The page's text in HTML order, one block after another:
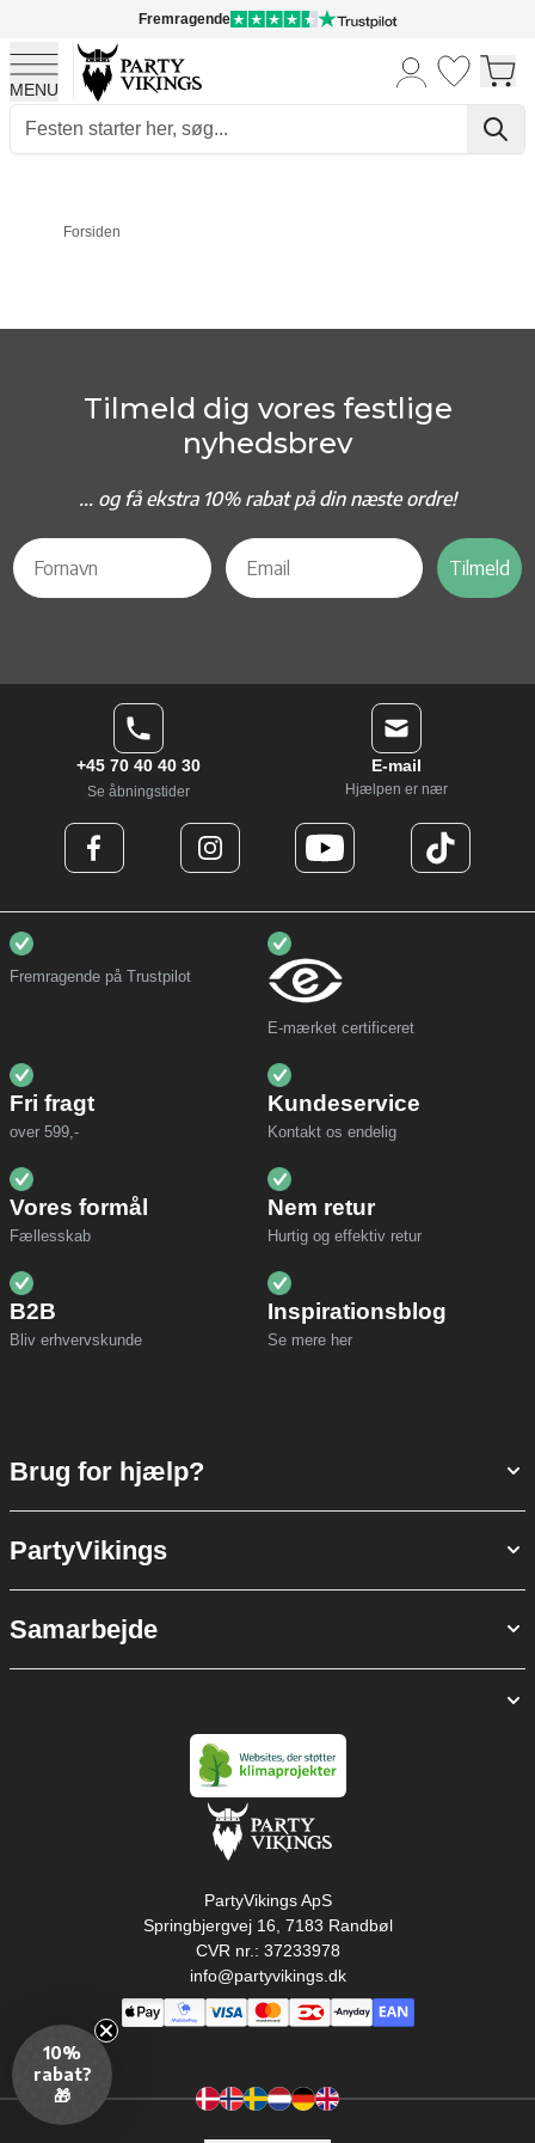
Fremragende
MENU
Forsiden
Tilmeld dig vores festlige
nyhedsbrev
... og få ekstra 10% rabat på din næste ordre!
Tilmeld
+45 70 40 40 30
Se åbningstider
E-mail
Hjælpen er nær
Fremragende på Trustpilot
E-mærket certificeret
Fri fragt
over 599,-
Kundeservice
Kontakt os endelig
Vores formål
Fællesskab
Nem retur
Hurtig og effektiv retur
B2B
Bliv erhvervskunde
Inspirationsblog
Se mere her
Brug for hjælp?
PartyVikings
Samarbejde
PartyVikings ApS
Springbjergvej 16, 7183 Randbøl
CVR nr.: 37233978
info@partyvikings.dk
10%
rabat?
🎁